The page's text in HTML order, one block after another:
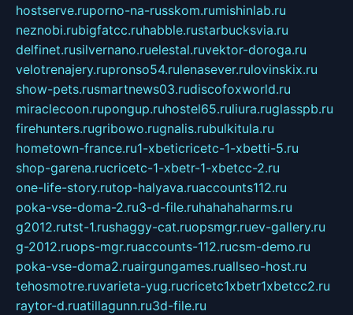
hostserve.ruporno-na-russkom.rumishinlab.ru
neznobi.rubigfatcc.ruhabble.rustarbucksvia.ru
delfinet.rusilvernano.ruelestal.ruvektor-doroga.ru
velotrenajery.rupronso54.rulenasever.rulovinskix.ru
show-pets.rusmartnews03.rudiscofoxworld.ru
miraclecoon.rupongup.ruhostel65.ruliura.ruglasspb.ru
firehunters.rugribowo.rugnalis.rubulkitula.ru
hometown-france.ru1-xbeticricetc-1-xbetti-5.ru
shop-garena.rucricetc-1-xbetr-1-xbetcc-2.ru
one-life-story.rutop-halyava.ruaccounts112.ru
poka-vse-doma-2.ru3-d-file.ruhahahaharms.ru
g2012.rutst-1.rushaggy-cat.ruopsmgr.ruev-gallery.ru
g-2012.ruops-mgr.ruaccounts-112.rucsm-demo.ru
poka-vse-doma2.ruairgungames.ruallseo-host.ru
tehosmotre.ruvarieta-yug.rucricetc1xbetr1xbetcc2.ru
raytor-d.ruatillagunn.ru3d-file.ru